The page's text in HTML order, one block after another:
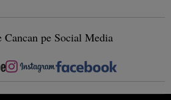
Cancan pe Social Media